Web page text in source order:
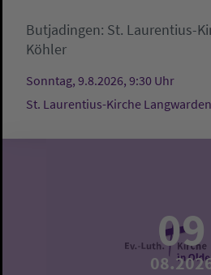
Butjadingen: St. Laurentius-
Köhler
Sonntag, 9.8.2026, 9:30 Uhr
St. Laurentius-Kirche Langwarden
09